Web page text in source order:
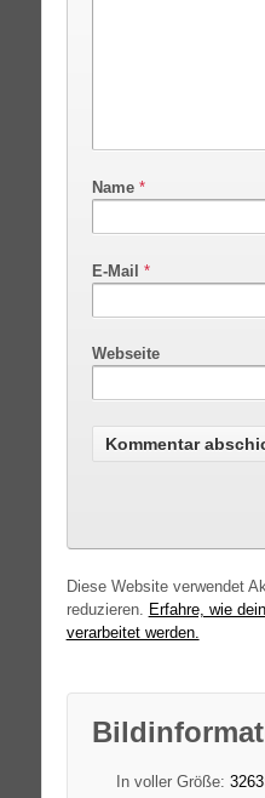
Name *
E-Mail *
Webseite
Diese Website verwendet
reduzieren. Erfahre, wie
verarbeitet werden.
In voller Größe: